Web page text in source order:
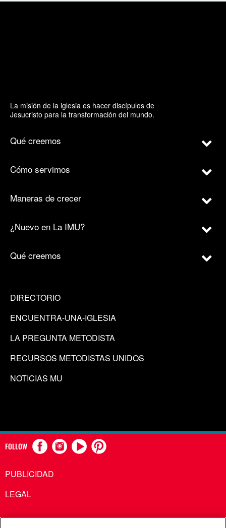
La misión de la iglesia es hacer discípulos de
Jesucristo para la transformación del mundo.
Qué creemos
Cómo servimos
Maneras de crecer
¿Nuevo en La IMU?
Qué creemos
DIRECTORIO
ENCUENTRA-UNA-IGLESIA
LA PREGUNTA METODISTA
RECURSOS METODISTAS UNIDOS
NOTICIAS MU
FOLLOW
PUBLICIDAD
LEGAL